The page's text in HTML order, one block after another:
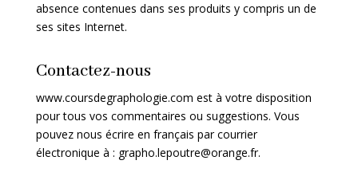
absence contenues dans ses produits y compris un de
ses sites Internet.
Contactez-nous
www.coursdegraphologie.com est à votre disposition
pour tous vos commentaires ou suggestions. Vous
pouvez nous écrire en français par courrier
électronique à : grapho.lepoutre@orange.fr.